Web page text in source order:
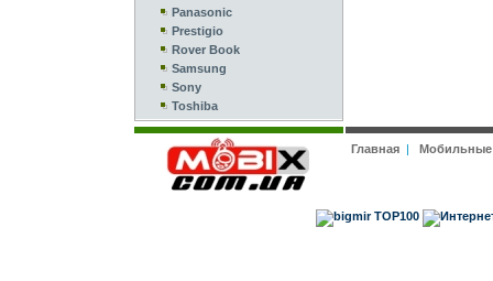
Panasonic
Prestigio
Rover Book
Samsung
Sony
Toshiba
Главная|